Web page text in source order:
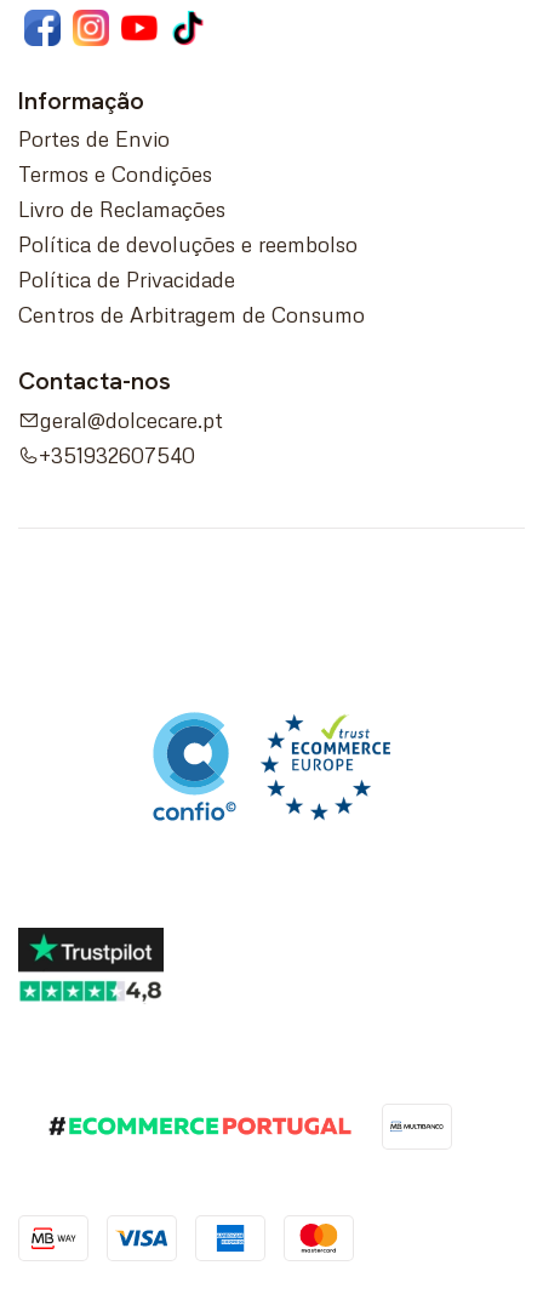
Informação
Portes de Envio
Termos e Condições
Livro de Reclamações
Política de devoluções e reembolso
Política de Privacidade
Centros de Arbitragem de Consumo
Contacta-nos
geral@dolcecare.pt
+351932607540